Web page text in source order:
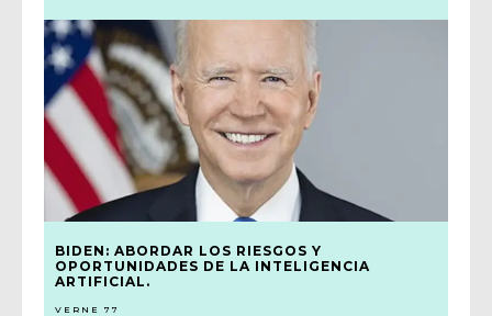
BIDEN: ABORDAR LOS RIESGOS Y
OPORTUNIDADES DE LA INTELIGENCIA
ARTIFICIAL.
VERNE 77